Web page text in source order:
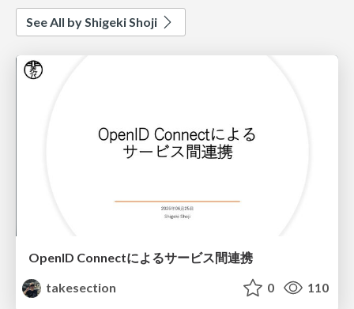
See All by Shigeki Shoji
OpenID Connectによるサービス間連携
takesection
0 110